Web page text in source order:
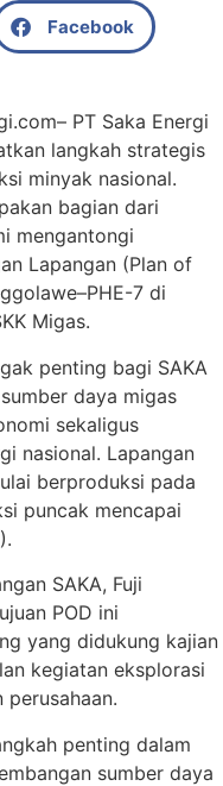
Facebook
PT Saka Energi
langkah strategis
minyak nasional.
bagian dari
mengantongi
Lapangan (Plan of
7 di
Migas.
penting bagi SAKA
daya migas
sekaligus
nasional. Lapangan
berproduksi pada
puncak mencapai
SAKA, Fuji
POD ini
yang didukung kajian
kegiatan eksplorasi
penting dalam
sumber daya